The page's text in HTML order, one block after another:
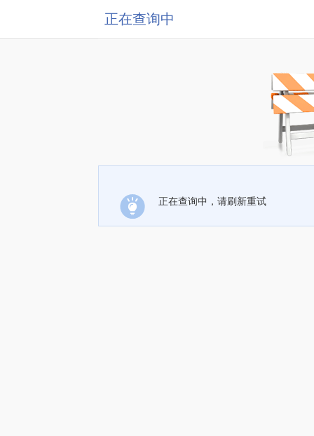
正在查询中
正在查询中，请刷新重试